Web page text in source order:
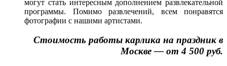
могут стать интересным дополнением развлекательной
программы. Помимо развлечений, всем понравятся
фотографии с нашими артистами.
Стоимость работы карлика на праздник в
Москве — от 4 500 руб.